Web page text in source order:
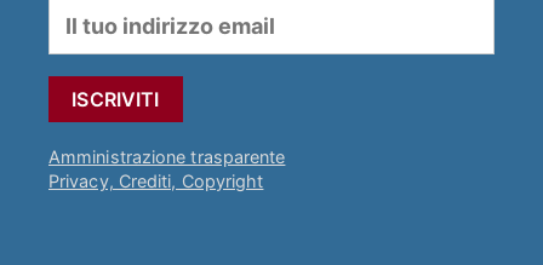
Amministrazione trasparente
Privacy, Crediti, Copyright